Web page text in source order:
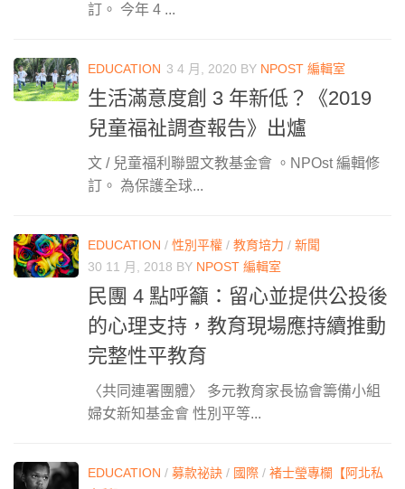
訂。 今年 4 ...
EDUCATION 3 4 月, 2020 BY NPOST 編輯室
生活滿意度創 3 年新低？《2019
兒童福祉調查報告》出爐
文 / 兒童福利聯盟文教基金會 。NPOst 編輯修
訂。 為保護全球...
EDUCATION / 性別平權 / 教育培力 / 新聞
30 11 月, 2018 BY NPOST 編輯室
民團 4 點呼籲：留心並提供公投後
的心理支持，教育現場應持續推動
完整性平教育
〈共同連署團體〉 多元教育家長協會籌備小組
婦女新知基金會 性別平等...
EDUCATION / 募款祕訣 / 國際 / 褚士瑩專欄【阿北私